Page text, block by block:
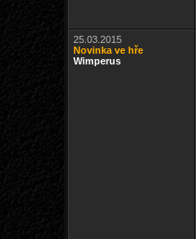
25.03.2015
Novinka ve hře
Wimperus